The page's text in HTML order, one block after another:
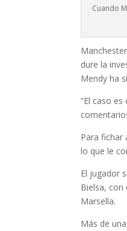
Cuando
dure la
Mendy ha
”El caso
Para fichar
lo que le
El jugador
Bielsa, con
Marsella.
Más de